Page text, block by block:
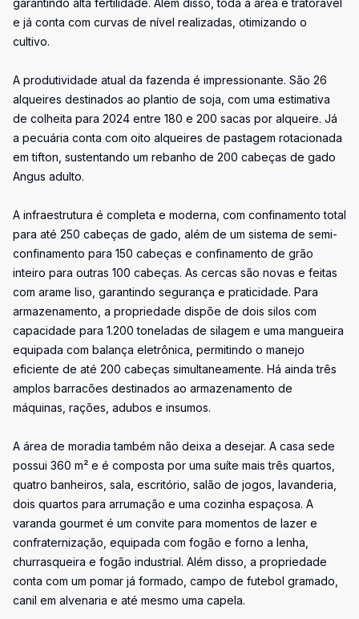
garantindo alta fertilidade. Além disso, toda a área é tratorável
e já conta com curvas de nível realizadas, otimizando o
cultivo.
A produtividade atual da fazenda é impressionante. São 26
alqueires destinados ao plantio de soja, com uma estimativa
de colheita para 2024 entre 180 e 200 sacas por alqueire. Já
a pecuária conta com oito alqueires de pastagem rotacionada
em tifton, sustentando um rebanho de 200 cabeças de gado
Angus adulto.
A infraestrutura é completa e moderna, com confinamento total
para até 250 cabeças de gado, além de um sistema de semi-
confinamento para 150 cabeças e confinamento de grão
inteiro para outras 100 cabeças. As cercas são novas e feitas
com arame liso, garantindo segurança e praticidade. Para
armazenamento, a propriedade dispõe de dois silos com
capacidade para 1.200 toneladas de silagem e uma mangueira
equipada com balança eletrônica, permitindo o manejo
eficiente de até 200 cabeças simultaneamente. Há ainda três
amplos barracões destinados ao armazenamento de
máquinas, rações, adubos e insumos.
A área de moradia também não deixa a desejar. A casa sede
possui 360 m² e é composta por uma suíte mais três quartos,
quatro banheiros, sala, escritório, salão de jogos, lavanderia,
dois quartos para arrumação e uma cozinha espaçosa. A
varanda gourmet é um convite para momentos de lazer e
confraternização, equipada com fogão e forno a lenha,
churrasqueira e fogão industrial. Além disso, a propriedade
conta com um pomar já formado, campo de futebol gramado,
canil em alvenaria e até mesmo uma capela.